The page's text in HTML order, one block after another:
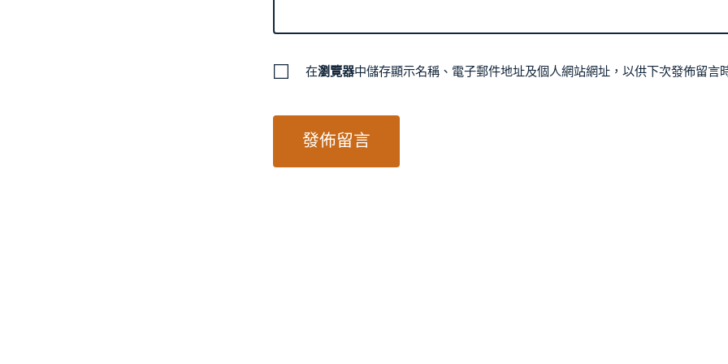
在瀏覽器中儲存顯示名稱、電子郵件地址及個人網站網址，以供下次發佈留言